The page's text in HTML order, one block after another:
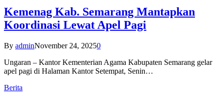
Kemenag Kab. Semarang Mantapkan
Koordinasi Lewat Apel Pagi
By adminNovember 24, 20250
Ungaran – Kantor Kementerian Agama Kabupaten Semarang gelar
apel pagi di Halaman Kantor Setempat, Senin…
Berita